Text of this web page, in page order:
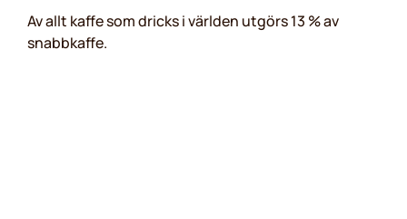
Av allt kaffe som dricks i världen utgörs 13 % av
snabbkaffe.